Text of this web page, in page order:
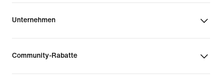
Unternehmen
Community-Rabatte